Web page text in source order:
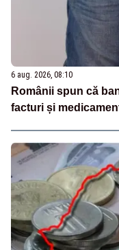
6 aug. 2026, 08:10
Românii spun că
facturi și